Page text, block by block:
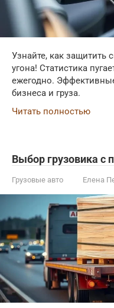
Узнайте, как защитить
угона! Статистика
ежегодно.
бизнеса и груза.
Читать полностью
Выбор грузовика с
Грузовые авто Елена